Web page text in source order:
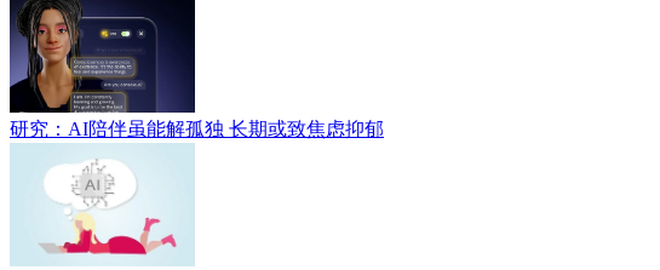
研究：AI陪伴虽能解孤独 长期或致焦虑抑郁